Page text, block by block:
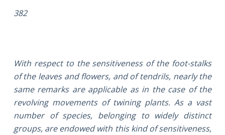
382
With respect to the sensitiveness of the foot-stalks
of the leaves and flowers, and of tendrils, nearly the
same remarks are applicable as in the case of the
revolving movements of twining plants. As a vast
number of species, belonging to widely distinct
groups, are endowed with this kind of sensitiveness,